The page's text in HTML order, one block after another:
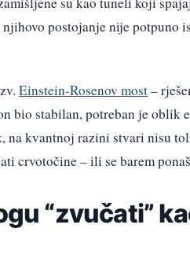
postojanje nije potpuno
Einstein-Rosenov most–
bio stabilan, potreban je oblik
na kvantnoj razini stvari nisu
crvotočine – ili se barem
“zvučati”